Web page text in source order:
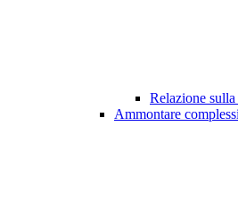
Relazione
Ammontare